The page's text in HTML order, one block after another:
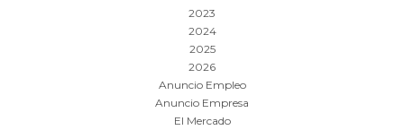
2023
2024
2025
2026
Anuncio Empleo
Anuncio Empresa
El Mercado